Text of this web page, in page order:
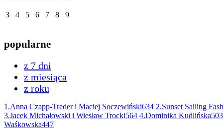
3 4 5 6 7 8 9
popularne
z 7 dni
z miesiąca
z roku
1.Anna Czapp-Treder i Maciej Soczewiński634 2.Sunset Sailing
3.Jacek Michałowski i Wiesław Trocki564 4.Dominika Kudlińska503
Waśkowska447